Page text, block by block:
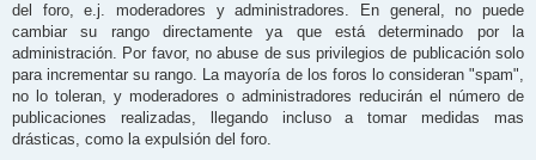
del foro, e.j. moderadores y administradores. En general, no puede
cambiar su rango directamente ya que está determinado por la
administración. Por favor, no abuse de sus privilegios de publicación solo
para incrementar su rango. La mayoría de los foros lo consideran "spam",
no lo toleran, y moderadores o administradores reducirán el número de
publicaciones realizadas, llegando incluso a tomar medidas mas
drásticas, como la expulsión del foro.